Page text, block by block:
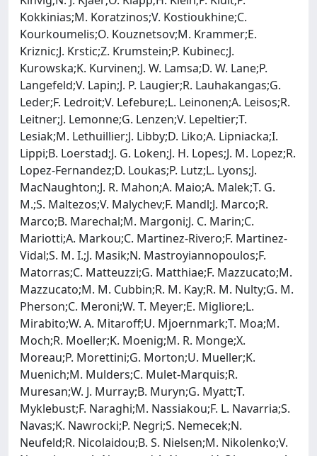
Kokkinias;M. Koratzinos;V. Kostioukhine;C.
Kourkoumelis;O. Kouznetsov;M. Krammer;E.
Kriznic;J. Krstic;Z. Krumstein;P. Kubinec;J.
Kurowska;K. Kurvinen;J. W. Lamsa;D. W. Lane;P.
Langefeld;V. Lapin;J. P. Laugier;R. Lauhakangas;G.
Leder;F. Ledroit;V. Lefebure;L. Leinonen;A. Leisos;R.
Leitner;J. Lemonne;G. Lenzen;V. Lepeltier;T.
Lesiak;M. Lethuillier;J. Libby;D. Liko;A. Lipniacka;I.
Lippi;B. Loerstad;J. G. Loken;J. H. Lopes;J. M. Lopez;R.
Lopez-Fernandez;D. Loukas;P. Lutz;L. Lyons;J.
MacNaughton;J. R. Mahon;A. Maio;A. Malek;T. G.
M.;S. Maltezos;V. Malychev;F. Mandl;J. Marco;R.
Marco;B. Marechal;M. Margoni;J. C. Marin;C.
Mariotti;A. Markou;C. Martinez-Rivero;F. Martinez-
Vidal;S. M. I.;J. Masik;N. Mastroyiannopoulos;F.
Matorras;C. Matteuzzi;G. Matthiae;F. Mazzucato;M.
Mazzucato;M. M. Cubbin;R. M. Kay;R. M. Nulty;G. M.
Pherson;C. Meroni;W. T. Meyer;E. Migliore;L.
Mirabito;W. A. Mitaroff;U. Mjoernmark;T. Moa;M.
Moch;R. Moeller;K. Moenig;M. R. Monge;X.
Moreau;P. Morettini;G. Morton;U. Mueller;K.
Muenich;M. Mulders;C. Mulet-Marquis;R.
Muresan;W. J. Murray;B. Muryn;G. Myatt;T.
Myklebust;F. Naraghi;M. Nassiakou;F. L. Navarria;S.
Navas;K. Nawrocki;P. Negri;S. Nemecek;N.
Neufeld;R. Nicolaidou;B. S. Nielsen;M. Nikolenko;V.